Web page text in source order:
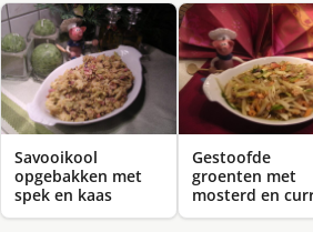
Savooikool
opgebakken met
spek en kaas
Gestoofde
groenten met
mosterd en